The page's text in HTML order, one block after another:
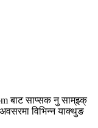
बाट साप्सक नु साम्इक्
विभिन्न याक्थुङ